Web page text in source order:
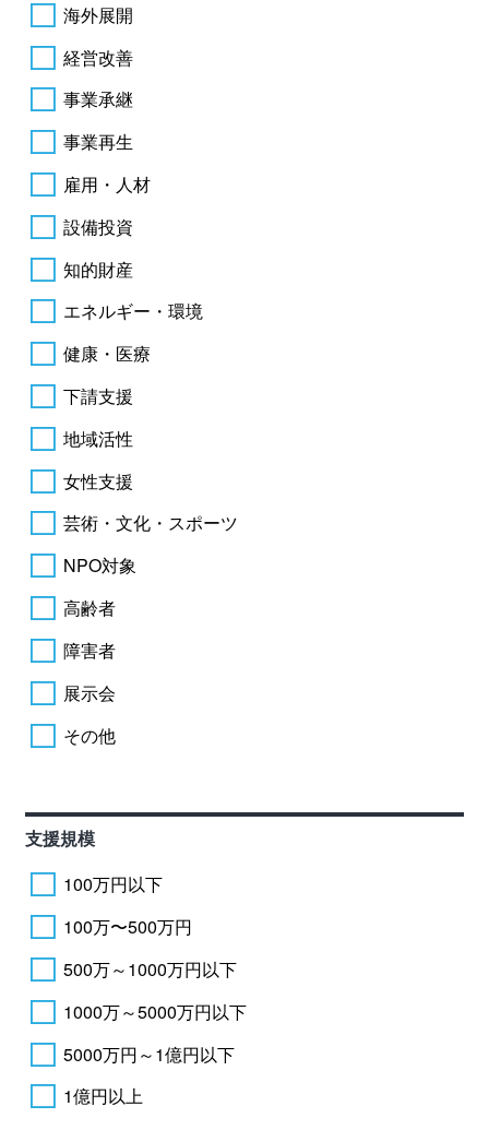
海外展開
経営改善
事業承継
事業再生
雇用・人材
設備投資
知的財産
エネルギー・環境
健康・医療
下請支援
地域活性
女性支援
芸術・文化・スポーツ
NPO対象
高齢者
障害者
展示会
その他
支援規模
100万円以下
100万〜500万円
500万～1000万円以下
1000万～5000万円以下
5000万円～1億円以下
1億円以上